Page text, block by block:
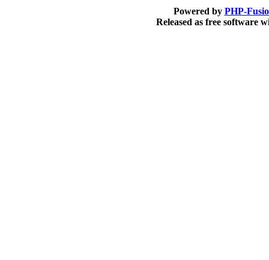
Powered by PHP-
Released as free software